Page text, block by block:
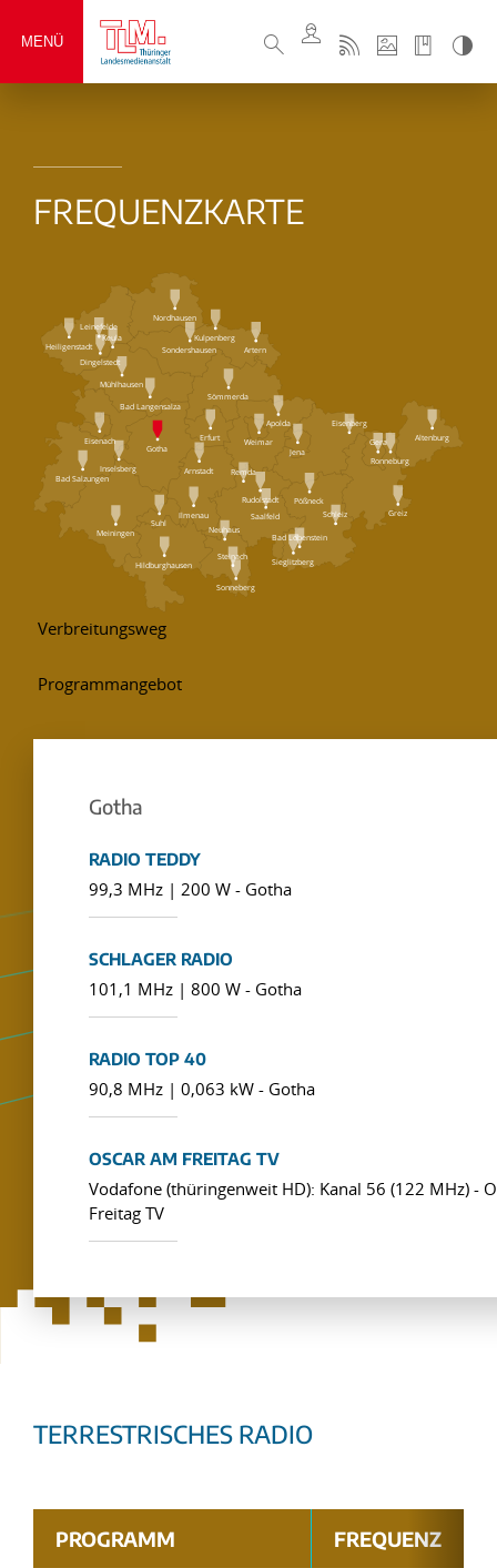
MENÜ
FREQUENZKARTE
Artern
Inselsberg
Sieglitzberg
Bad Lobenstein
Remda
Ronneburg
Steinach
Sonneberg
Neuhaus
Hildburghausen
Greiz
Schleiz
Pößneck
Saalfeld
Rudolstadt
Arnstadt
Ilmenau
Suhl
Meiningen
Bad Salzungen
Altenburg
Gera
Eisenberg
Jena
Apolda
Weimar
Erfurt
Gotha
Eisenach
Sömmerda
Bad Langensalza
Mühlhausen
Sondershausen
Keula
Dingelstedt
Kulpenberg
Nordhausen
Leinefelde
Heiligenstadt
Gotha
RADIO TEDDY
99,3 MHz | 200 W - Gotha
SCHLAGER RADIO
101,1 MHz | 800 W - Gotha
RADIO TOP 40
90,8 MHz | 0,063 kW - Gotha
OSCAR AM FREITAG TV
Vodafone (thüringenweit HD): Kanal 56 (122 MHz) -
Freitag TV
TERRESTRISCHES RADIO
PROGRAMM FREQUENZ